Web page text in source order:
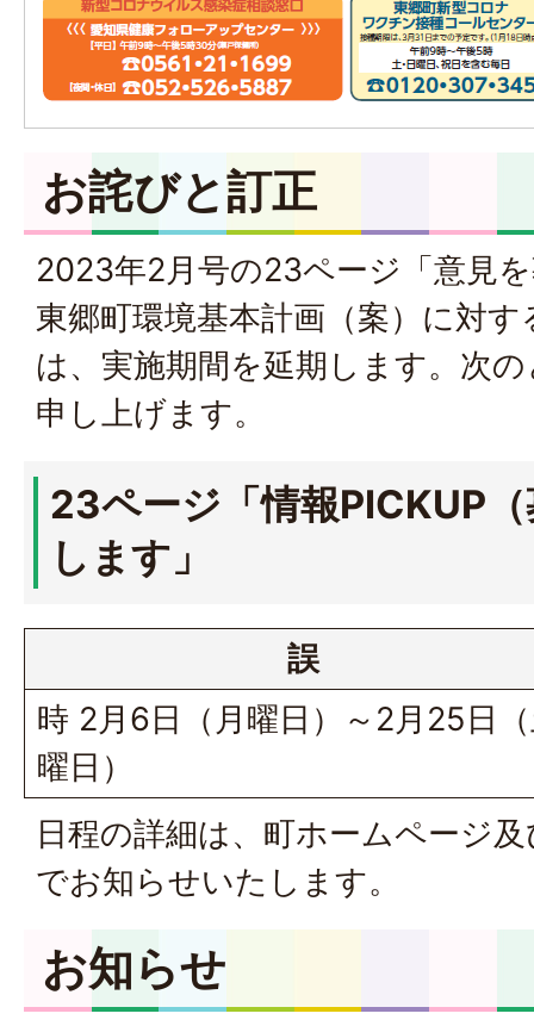
お詫びと訂正
2023年2月号の23ページ「意見
東郷町環境基本計画（案）に対
は、実施期間を延期します。次
申し上げます。
23ページ「情報PICKUP
します」
誤
時 2月6日（月曜日）～2月25日
曜日）
日程の詳細は、町ホームページ
でお知らせいたします。
お知らせ